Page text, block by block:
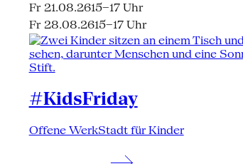
Fr 21.08.2615–17 Uhr
Fr 28.08.2615–17 Uhr
#KidsFriday
Offene WerkStadt für Kinder